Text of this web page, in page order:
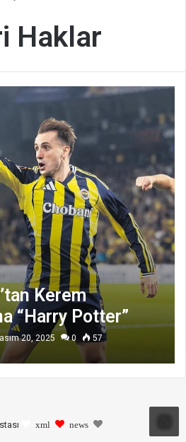
Haklar
Kerem
“Harry Potter”
20, 2025 0 57
xml news